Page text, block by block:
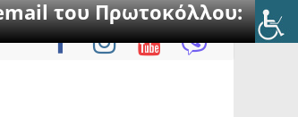
του Πρωτοκόλλου: